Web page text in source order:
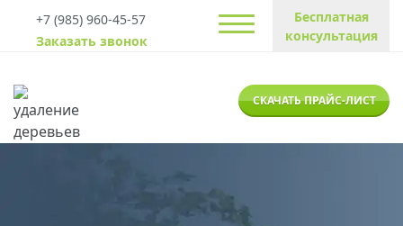
+7 (985) 960-45-57
Заказать звонок
Бесплатная
консультация
СКАЧАТЬ ПРАЙС-ЛИСТ